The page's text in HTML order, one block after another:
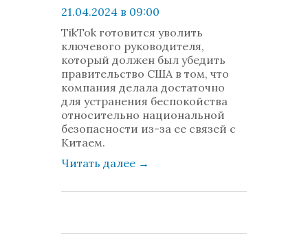
21.04.2024 в 09:00
просмотров: 780
комментариев: 0
TikTok готовится уволить
ключевого руководителя,
который должен был убедить
правительство США в том, что
компания делала достаточно
для устранения беспокойства
относительно национальной
безопасности из-за ее связей с
Китаем.
Читать далее →